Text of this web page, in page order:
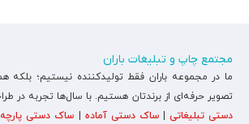
مجتمع چاپ و تبلیغات باران
ما در مجموعه باران فقط تولیدکننده نیستیم؛
تصویر حرفه‌ای از برندتان هستیم. با سال‌ها تجربه در
دستی تبلیغاتی |ساک دستی آماده ساک دستی